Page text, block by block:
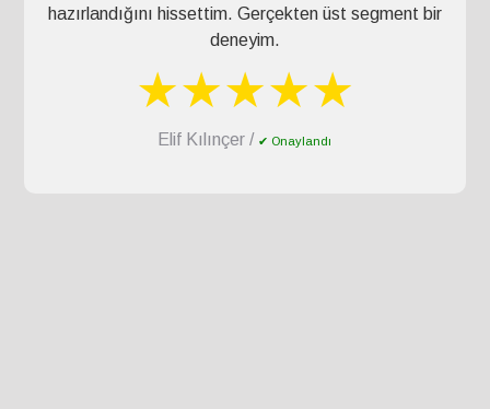
hazırlandığını hissettim. Gerçekten üst segment bir
deneyim.
★★★★★
Elif Kılınçer / ✔ Onaylandı